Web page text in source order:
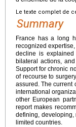
Le texte complet de
Summary
France has a long
recognized
decline is
bilateral actions,
Support for chronic
of recourse to
assured. The current
international
other European
report makes
defining, developing,
limited countries.